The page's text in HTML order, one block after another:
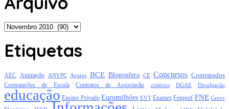
Arquivo
Etiquetas
AEC Animação ANVPC Açores BCE Blogosfera CE Concursos Contratados
Contratações de Escola Contratos de Associação critérios DGAE Divulgação
educação Ensino Privado Euromilhões EVT Exames Fenprof FNE Greve